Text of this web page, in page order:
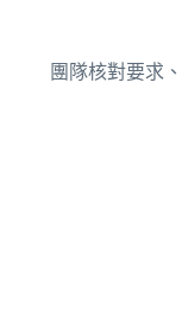
團隊核對要求